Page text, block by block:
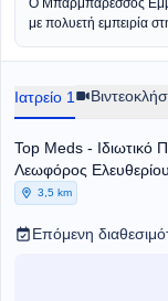
Ο Μπαρμπαρέσσος
με πολυετή εμπειρία
Πολυϊατρείου Top
Νοσοκομείο Αθηνών
επικουρικός
George’s University
αορτικής νόσου το
διδακτικού έργου
St George’s University
Νοσοκομείο Πατρών.
Αγγειακών Υπερήχων
Ιατρείο 1
Top Meds - Ιδιωτικό
Λεωφόρος
3,5 km
Επόμενη